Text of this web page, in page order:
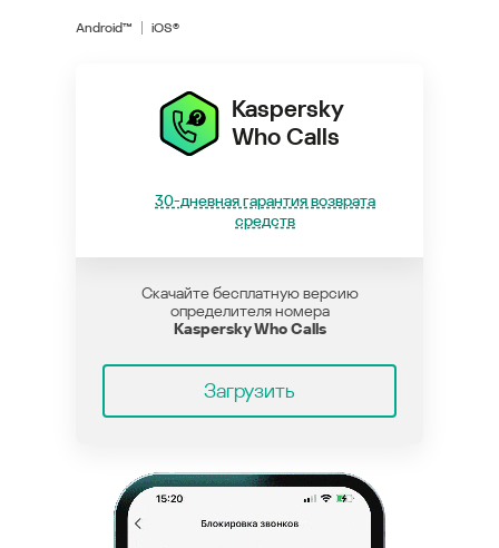
Android™ iOS®
Kaspersky
Who Calls
30-дневная гарантия возврата
средств
Скачайте бесплатную версию
определителя номера
Kaspersky Who Calls
Загрузить